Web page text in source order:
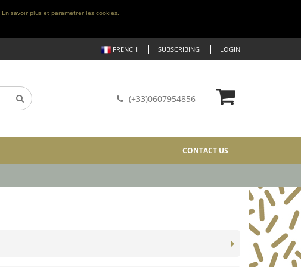
En savoir plus et paramétrer les cookies.
FRENCH SUBSCRIBING LOGIN
(+33)0607954856
CONTACT US